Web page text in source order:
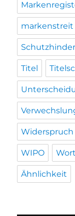
markenstreit
Titel
Widerspruch
WIPO
Ähnlichkeit